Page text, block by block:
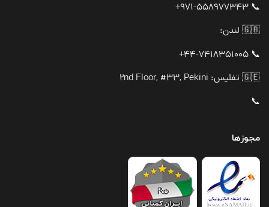
📞 971-558977343+
🇬🇧 لندن:
📞 44-7418351005+
🇬🇪 تفلیس: 2nd Floor, #33, Pekini
📞
مجوزها